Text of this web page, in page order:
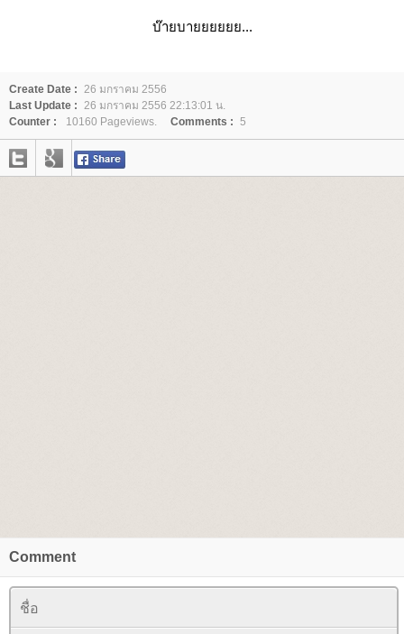
บ๊ายบายยยยยย...
Create Date : 26 มกราคม 2556
Last Update : 26 มกราคม 2556 22:13:01 น.
Counter :
10160 Pageviews. Comments : 5
Comment